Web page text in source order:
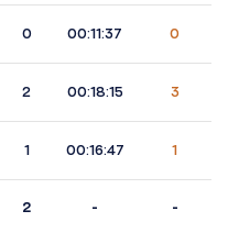
0 00:11:37 0
2 00:18:15 3
1 00:16:47 1
2 - -